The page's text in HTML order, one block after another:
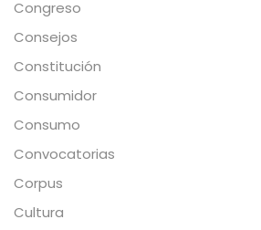
Congreso
Consejos
Constitución
Consumidor
Consumo
Convocatorias
Corpus
Cultura